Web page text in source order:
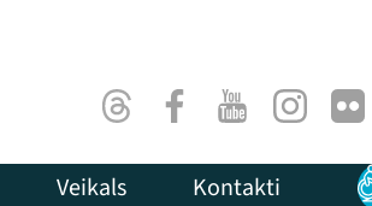
ThreadsFacebookYoutubeInstagram
Flick
Veikals Kontakti